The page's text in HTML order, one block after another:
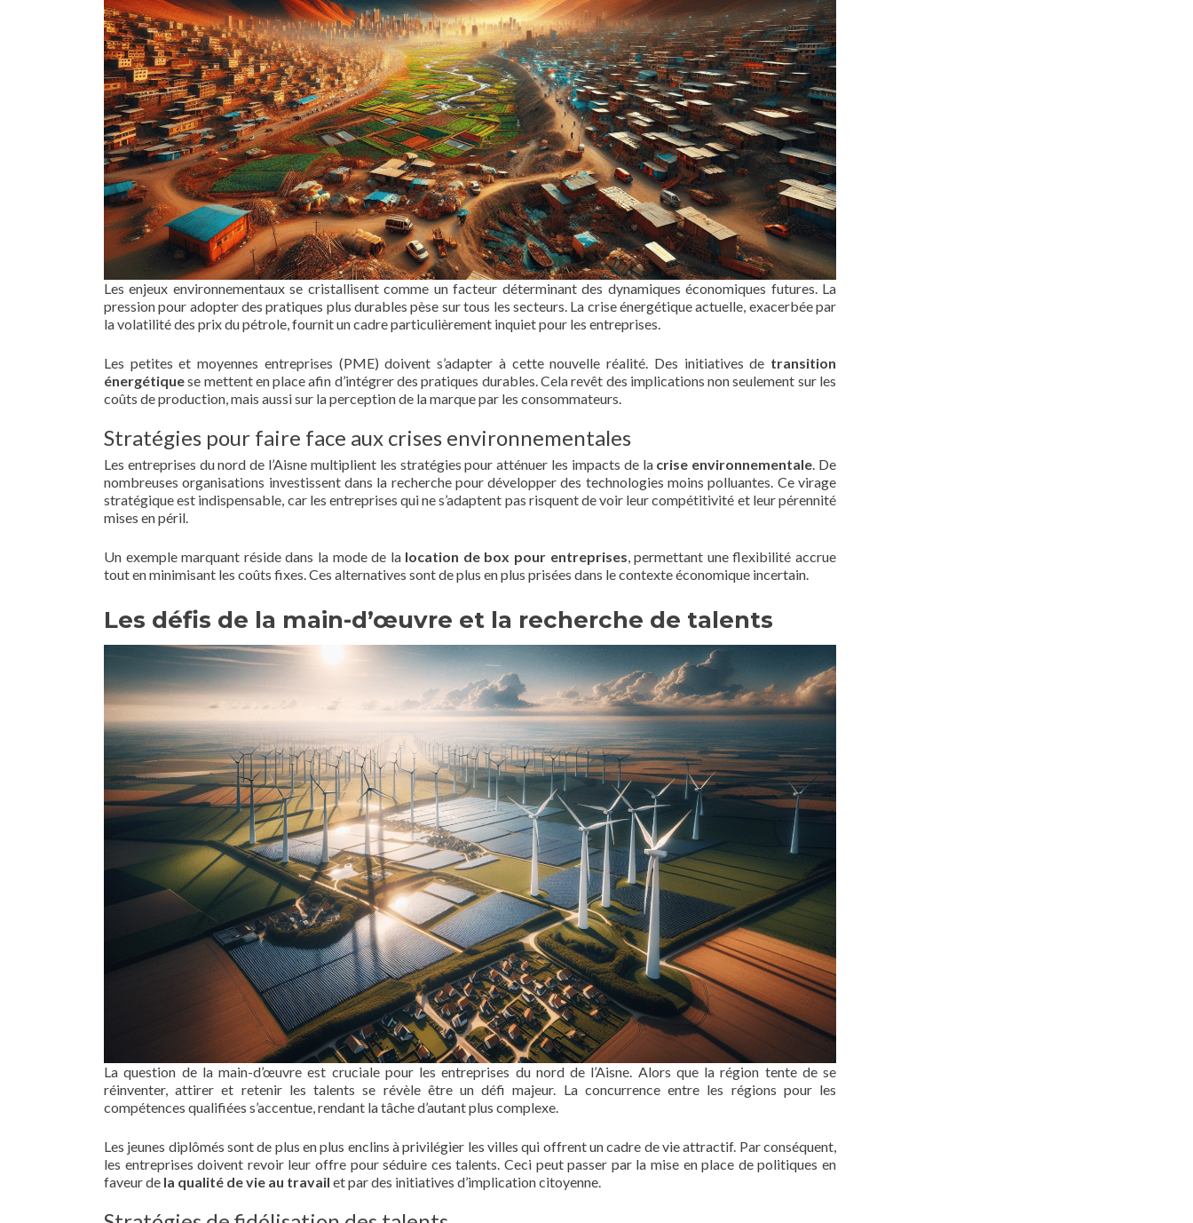
Les enjeux environnementaux se cristallisent comme un facteur déterminant des dynamiques économiques futures. La
pression pour adopter des pratiques plus durables pèse sur tous les secteurs. La crise énergétique actuelle, exacerbée par
la volatilité des prix du pétrole, fournit un cadre particulièrement inquiet pour les entreprises.
Les petites et moyennes entreprises (PME) doivent s’adapter à cette nouvelle réalité. Des initiatives de transition
énergétiquese mettent en place afin d’intégrer des pratiques durables. Cela revêt des implications non seulement sur les
coûts de production, mais aussi sur la perception de la marque par les consommateurs.
Stratégies pour faire face aux crises environnementales
Les entreprises du nord de l’Aisne multiplient les stratégies pour atténuer les impacts de la crise environnementale. De
nombreuses organisations investissent dans la recherche pour développer des technologies moins polluantes. Ce virage
stratégique est indispensable, car les entreprises qui ne s’adaptent pas risquent de voir leur compétitivité et leur pérennité
mises en péril.
Un exemple marquant réside dans la mode de la location de box pour entreprises, permettant une flexibilité accrue
tout en minimisant les coûts fixes. Ces alternatives sont de plus en plus prisées dans le contexte économique incertain.
Les défis de la main-d’œuvre et la recherche de talents
La question de la main-d’œuvre est cruciale pour les entreprises du nord de l’Aisne. Alors que la région tente de se
réinventer, attirer et retenir les talents se révèle être un défi majeur. La concurrence entre les régions pour les
compétences qualifiées s’accentue, rendant la tâche d’autant plus complexe.
Les jeunes diplômés sont de plus en plus enclins à privilégier les villes qui offrent un cadre de vie attractif. Par conséquent,
les entreprises doivent revoir leur offre pour séduire ces talents. Ceci peut passer par la mise en place de politiques en
faveur de la qualité de vie au travail et par des initiatives d’implication citoyenne.